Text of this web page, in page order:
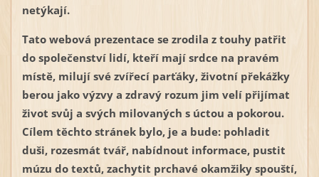
netýkají.
Tato webová prezentace se zrodila z touhy patřit
do společenství lidí, kteří mají srdce na pravém
místě, milují své zvířecí parťáky, životní překážky
berou jako výzvy a zdravý rozum jim velí přijímat
život svůj a svých milovaných s úctou a pokorou.
Cílem těchto stránek bylo, je a bude: pohladit
duši, rozesmát tvář, nabídnout informace, pustit
múzu do textů, zachytit prchavé okamžiky spouští,